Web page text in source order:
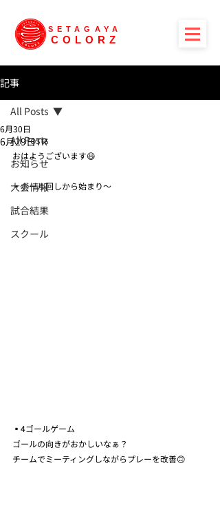
SETAGAYA
COLORZ
記事
All Posts
お知らせ
大会情報
試合結果
スクール
All Posts
6月29日TR
6月30日
おはようございます😃
▪️ボール回しから始まり〜
▪️4ゴールゲーム
ゴールの向きがおかしいなぁ？
チームでミーティングしながらプレーを改善🙃